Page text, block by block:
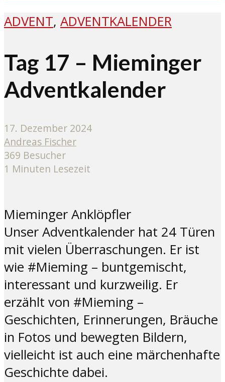
ADVENT, ADVENTKALENDER
Tag 17 – Mieminger
Adventkalender
17. Dezember 2024
Andreas Fischer
369 Besucher
1 Minuten Lesezeit
Mieminger Anklöpfler
Unser Adventkalender hat 24 Türen
mit vielen Überraschungen. Er ist
wie #Mieming – buntgemischt,
interessant und kurzweilig. Er
erzählt von #Mieming –
Geschichten, Erinnerungen, Bräuche
in Fotos und bewegten Bildern,
vielleicht ist auch eine märchenhafte
Geschichte dabei.